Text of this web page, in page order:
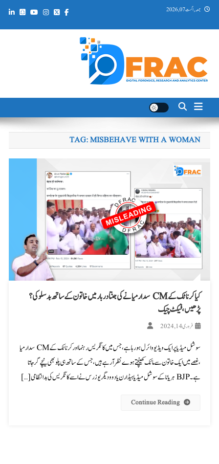
Skip جمعہ, اگست 07, 2026
DFRAC_ORG
TAG:MISBEHAVE WITH A WOMAN
کیا کرناٹک کے CM سدارمیا نے کی جنتادربار میں خاتون کے ساتھ بدسلوکی؟
پڑھیں، فیکٹ چیک
فروری 14, 2024
سوشل میڈیا پر ایک ویڈیو وائرل ہو رہا ہے، جس میں کانگریس رہنما اور کرناٹک کے CM سدارمیا
،غصے میں ایک خاتون سے مائک کھینچتے ہوے نظر آرہے ہیں، جس کے ساتھ ہی پلو بھی نیچے گر جاتا
ہے۔ BJP ہریانا کے سوشل میڈیا ہیڈ ارن یادو و دیگر یوزرس نے اسے کانگریس کی بدانتظامی […]
Continue Reading